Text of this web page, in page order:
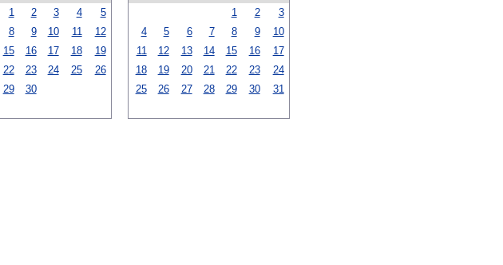
1
2 3 4
5
8 9 10 11
12
15 16 17 18
19
22 23 24 25
26
29 30
1
2
3
4
5 6 7 8 9
10
11
12 13 14 15 16
17
18
19 20 21 22 23
24
25
26 27 28 29 30 31